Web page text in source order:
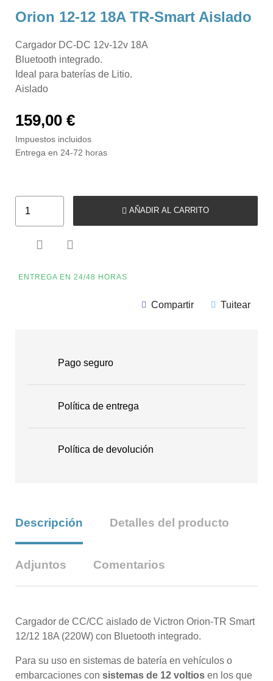
Orion 12-12 18A TR-Smart Aislado
Cargador DC-DC 12v-12v 18A
Bluetooth integrado.
Ideal para baterías de Litio.
Aislado
159,00 €
Impuestos incluidos
Entrega en 24-72 horas
AÑADIR AL CARRITO
 
ENTREGA EN 24/48 HORAS
Compartir Tuitear
Pago seguro
Política de entrega
Política de devolución
Descripción Detalles del producto
Adjuntos Comentarios
Cargador de CC/CC aislado de Victron Orion-TR Smart
12/12 18A (220W) con Bluetooth integrado.
Para su uso en sistemas de batería en vehículos o
embarcaciones con sistemas de 12 voltios en los que